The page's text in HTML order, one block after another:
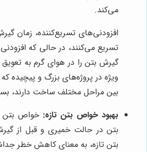
می‌کند.
افزودنی‌های تسریع‌کننده، زمان
تسریع می‌کنند، در حالی که
گیرش بتن را در هوای گرم به تعویق
ویژه در پروژه‌های بزرگ و پیچیده
بین مراحل مختلف ساخت دارند،
بهبود خواص بتن تازه: خواص بتن
بتن در حالت خمیری و قبل از
بتن تازه، به معنای کاهش خطر